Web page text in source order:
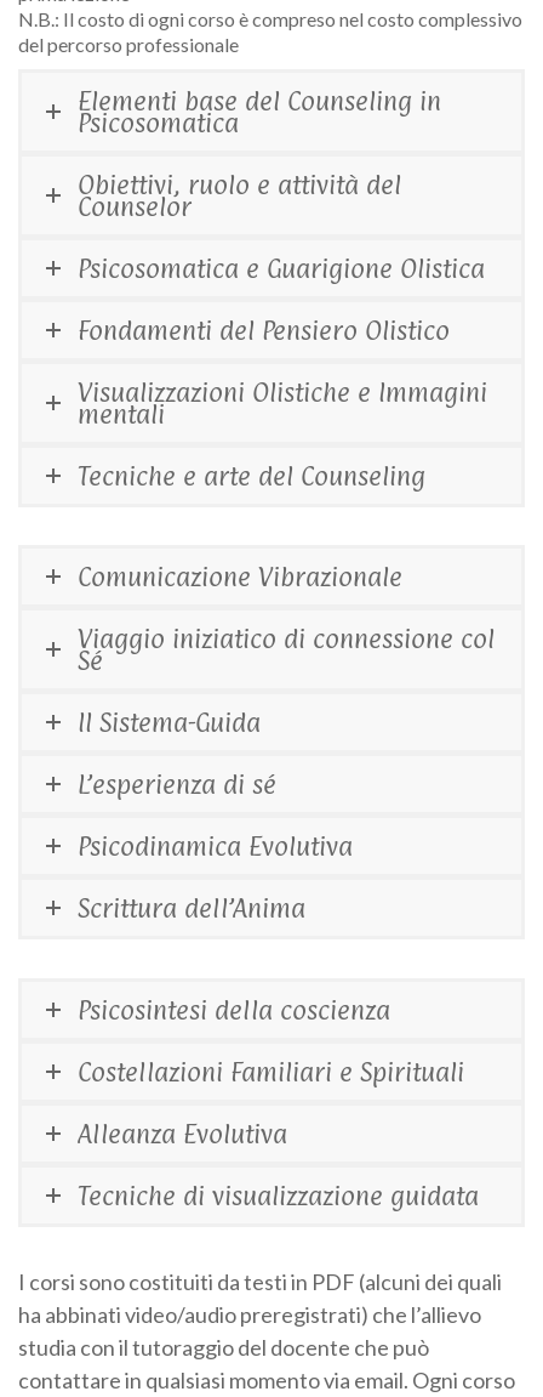
N.B.: Il costo di ogni corso è compreso nel costo complessivo
del percorso professionale
Elementi base del Counseling in
Psicosomatica
Obiettivi, ruolo e attività del
Counselor
Psicosomatica e Guarigione Olistica
Fondamenti del Pensiero Olistico
Visualizzazioni Olistiche e Immagini
mentali
Tecniche e arte del Counseling
Comunicazione Vibrazionale
Viaggio iniziatico di connessione col
Sé
Il Sistema-Guida
L’esperienza di sé
Psicodinamica Evolutiva
Scrittura dell’Anima
Psicosintesi della coscienza
Costellazioni Familiari e Spirituali
Alleanza Evolutiva
Tecniche di visualizzazione guidata
I corsi sono costituiti da testi in PDF (alcuni dei quali
ha abbinati video/audio preregistrati) che l’allievo
studia con il tutoraggio del docente che può
contattare in qualsiasi momento via email. Ogni corso